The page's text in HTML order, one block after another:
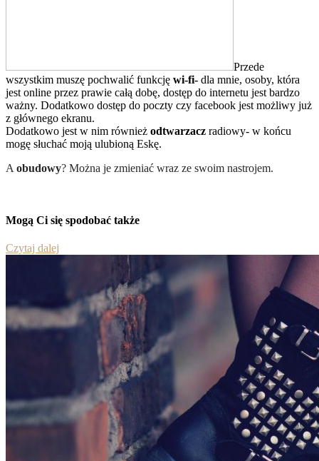
Przede
wszystkim muszę pochwalić funkcję wi-fi- dla mnie, osoby, która
jest online przez prawie całą dobę, dostęp do internetu jest bardzo
ważny. Dodatkowo dostęp do poczty czy facebook jest możliwy już
z głównego ekranu.
Dodatkowo jest w nim również odtwarzacz radiowy- w końcu
mogę słuchać moją ulubioną Eskę.
A obudowy? Można je zmieniać wraz ze swoim nastrojem.
Mogą Ci się spodobać także
Czytaj dalej